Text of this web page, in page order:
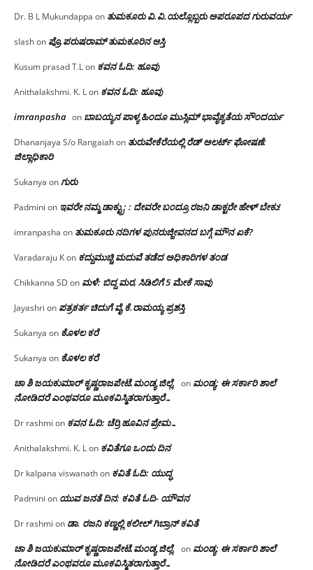
Dr. B L Mukundappa on ತುಮಕೂರು‌ ವಿ.ವಿ.ಯಲ್ಲೊಬ್ಬರು ಅಪರೂಪದ ಗುರುವರ್ಯ
slashon ಪ್ರೊ.ಪರುಷರಾಮ್ ತುಮಕೂರಿನ ಆಸ್ತಿ
Kusum prasad T.Lon ಕವನ ಓದಿ: ಹೂವು
Anithalakshmi. K. Lon ಕವನ ಓದಿ: ಹೂವು
imranpasha on ಬಾಬಯ್ಯನ ಪಾಳ್ಯ ಹಿಂದೂ ಮುಸ್ಲಿಮ್ ಭಾವೈಕ್ಯತೆಯ ಸೌಂದರ್ಯ
Dhananjaya S/o Rangaiahon ತುರುವೇಕೆರೆಯಲ್ಲಿ ರೆಡ್ ಅಲರ್ಟ್ ಘೋಷಣೆ:
ಜಿಲ್ಲಾಧಿಕಾರಿ
Sukanya onಗುರು
Padmini on ಇವರೇ ನಮ್ಮ ಡಾಕ್ಟ್ರು; : ದೇವರೇ ಬಂದ್ರೂ ರಜನಿ ಡಾಕ್ಟರೇ ಹೇಳ್ ಬೇಕು!
imranpasha on ತುಮಕೂರು ನದಿಗಳ ಪುನರುಜ್ಜೀವನದ ಬಗ್ಗೆ ಮೌನ ಏಕೆ?
Varadaraju Kon ಕದ್ದುಮುಚ್ಚಿ ಮದುವೆ ತಡೆದ ಅಧಿಕಾರಿಗಳ ತಂಡ
Chikkanna SD on ಮಳೆ: ಬಿದ್ದ ಮರ, ಸಿಡಿಲಿಗೆ 5 ಮೇಕೆ ಸಾವು
Jayashri on ಪತ್ರಕರ್ತ ಚಿದುಗೆ ವೈ.ಕೆ.ರಾಮಯ್ಯ ಪ್ರಶಸ್ತಿ
Sukanya on ಕೊಳಲ ಕರೆ
Sukanya on ಕೊಳಲ ಕರೆ
ಚಾ ಶಿ ಜಯಕುಮಾರ್ ಕೃಷ್ಣರಾಜಪೇಟೆ.ಮಂಡ್ಯ ಜಿಲ್ಲೆ. on ಮಂಡ್ಯ: ಈ ಸರ್ಕಾರಿ ಶಾಲೆ
ನೋಡಿದರೆ ಎಂಥವರೂ ಮೂಕವಿಸ್ಮಿತರಾಗುತ್ತಾರೆ…
Dr rashmi on ಕವನ ಓದಿ: ಚೆರ್ರಿ ಹೂವಿನ ಪ್ರೇಮ…
Anithalakshmi. K. Lon ಕವಿತೆಗೂ ಒಂದು ದಿನ
Dr kalpana viswanathon ಕವಿತೆ ಓದಿ: ಯುದ್ಧ
Padmini on ಯುವ ಜನತೆ ದಿನ: ಕವಿತೆ ಓದಿ- ಯೌವನ
Dr rashmi on ಡಾ. ರಜನಿ‌ ಕಣ್ಣಲ್ಲಿ ಕಲೀಲ್ ಗಿಬ್ರಾನ್ ಕವಿತೆ
ಚಾ ಶಿ ಜಯಕುಮಾರ್ ಕೃಷ್ಣರಾಜಪೇಟೆ.ಮಂಡ್ಯ ಜಿಲ್ಲೆ. on ಮಂಡ್ಯ: ಈ ಸರ್ಕಾರಿ ಶಾಲೆ
ನೋಡಿದರೆ ಎಂಥವರೂ ಮೂಕವಿಸ್ಮಿತರಾಗುತ್ತಾರೆ…